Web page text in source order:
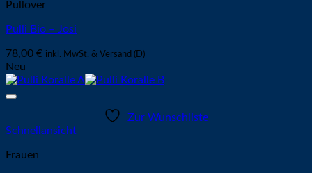
Pullover
Pulli Bio – Josi
78,00 € inkl. MwSt. & Versand (D)
Neu
Zur Wunschliste
Schnellansicht
Frauen